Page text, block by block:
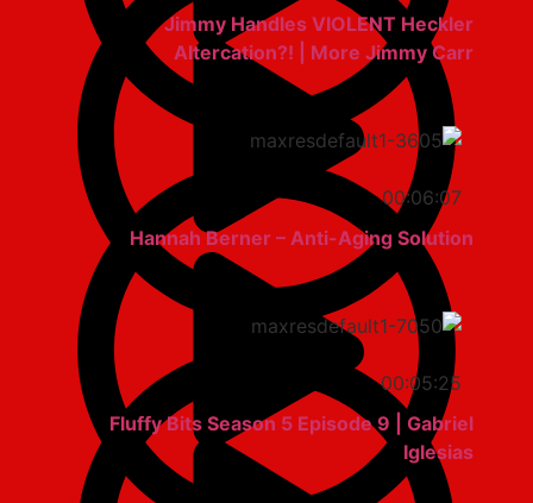
Jimmy Handles VIOLENT Heckler
Altercation?! | More Jimmy Carr
00:06:07
Hannah Berner – Anti-Aging Solution
00:05:25
Fluffy Bits Season 5 Episode 9 | Gabriel
Iglesias